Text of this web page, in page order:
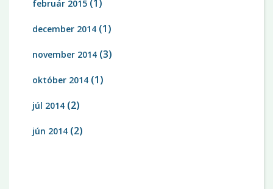
február 2015 (1)
december 2014 (1)
november 2014 (3)
október 2014 (1)
júl 2014 (2)
jún 2014 (2)